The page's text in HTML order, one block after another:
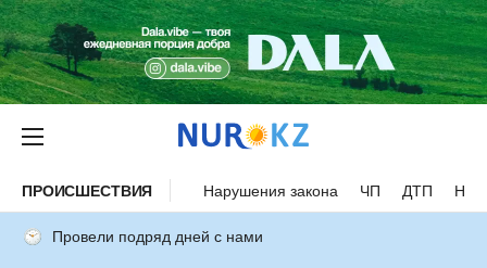
ПРОИСШЕСТВИЯ Нарушения закона ЧП ДТП
Провели подряд дней с нами